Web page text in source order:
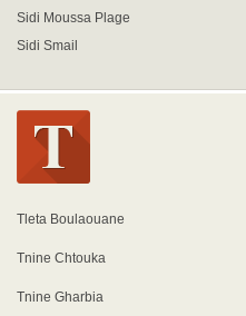
Sidi Moussa Plage
Sidi Smail
Tleta Boulaouane
Tnine Chtouka
Tnine Gharbia